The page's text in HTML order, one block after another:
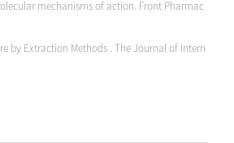
mechanisms of action. Front Pharmac
by Extraction Methods . The Journal of Intern